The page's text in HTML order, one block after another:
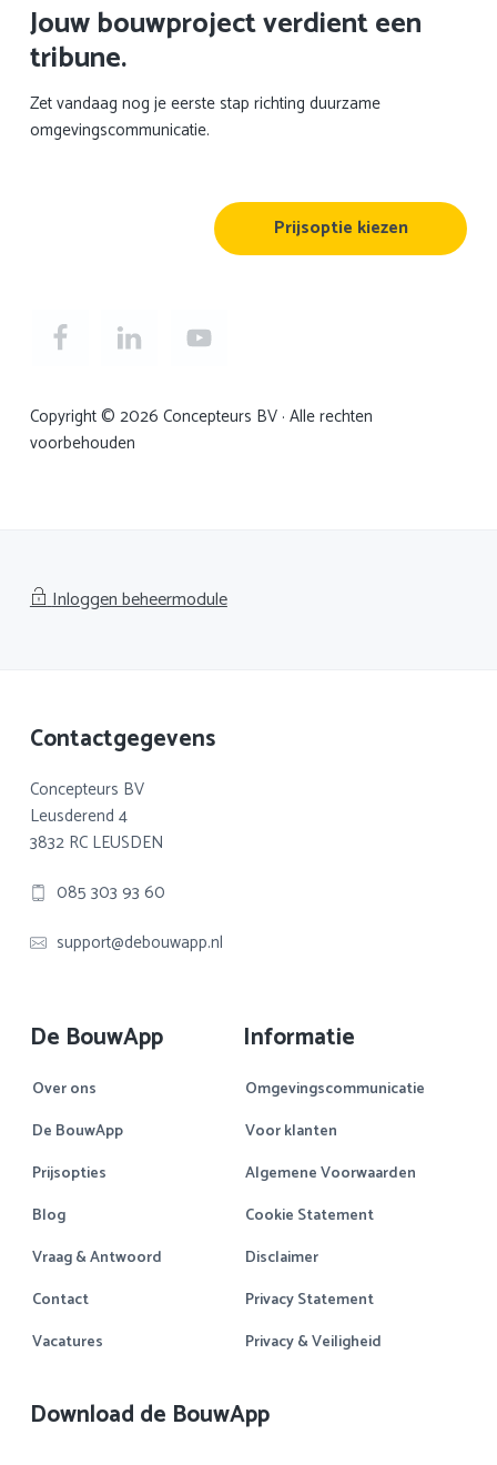
Jouw bouwproject verdient een
tribune.
Zet vandaag nog je eerste stap richting duurzame
omgevingscommunicatie.
Prijsoptie kiezen
Copyright © 2026 Concepteurs BV · Alle rechten
voorbehouden
Inloggen beheermodule
Footer
Contactgegevens
Concepteurs BV
Leusderend 4
3832 RC LEUSDEN
085 303 93 60
support@debouwapp.nl
De BouwApp
Over ons
De BouwApp
Prijsopties
Blog
Vraag & Antwoord
Contact
Vacatures
Informatie
Omgevingscommunicatie
Voor klanten
Algemene Voorwaarden
Cookie Statement
Disclaimer
Privacy Statement
Privacy & Veiligheid
Download de BouwApp